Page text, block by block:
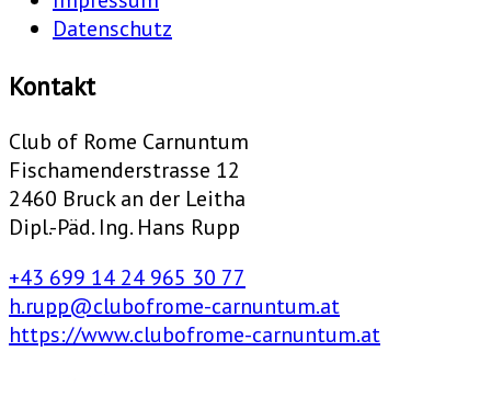
Datenschutz
Kontakt
Club of Rome Carnuntum
Fischamenderstrasse 12
2460 Bruck an der Leitha
Dipl.-Päd. Ing. Hans Rupp
+43 699 14 24 965 30 77
h.rupp@clubofrome-carnuntum.at
https://www.clubofrome-carnuntum.at